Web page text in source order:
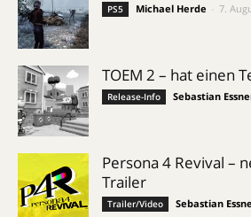
PS5 Michael Herde 7.
TOEM 2 – hat einen
Release-Info Sebastian
Persona 4 Revival –
Trailer
Trailer/Video Sebastian